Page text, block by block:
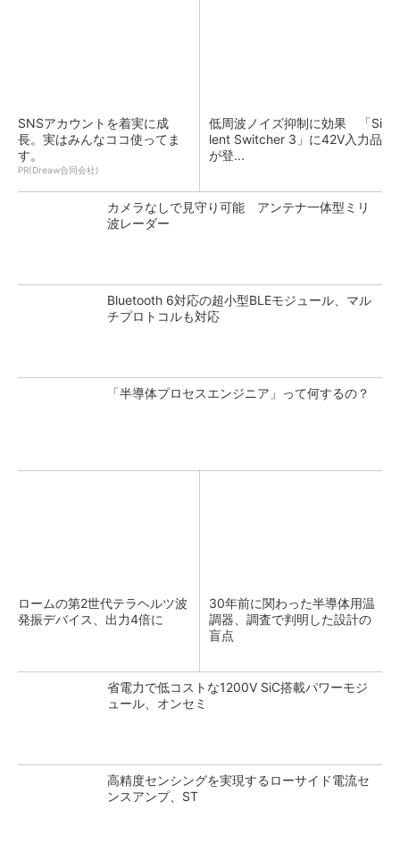
SNSアカウントを着実に成
長。実はみんなココ使ってま
す。
PR(Dreaw合同会社)
低周波ノイズ抑制に効果 「Si
lent Switcher 3」に42V入力品
が登...
カメラなしで見守り可能 アンテナ一体型ミリ
波レーダー
Bluetooth 6対応の超小型BLEモジュール、マル
チプロトコルも対応
「半導体プロセスエンジニア」って何するの？
ロームの第2世代テラヘルツ波
発振デバイス、出力4倍に
30年前に関わった半導体用温
調器、調査で判明した設計の
盲点
省電力で低コストな1200V SiC搭載パワーモジ
ュール、オンセミ
高精度センシングを実現するローサイド電流セ
ンスアンプ、ST